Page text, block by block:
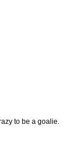
to be a goalie.